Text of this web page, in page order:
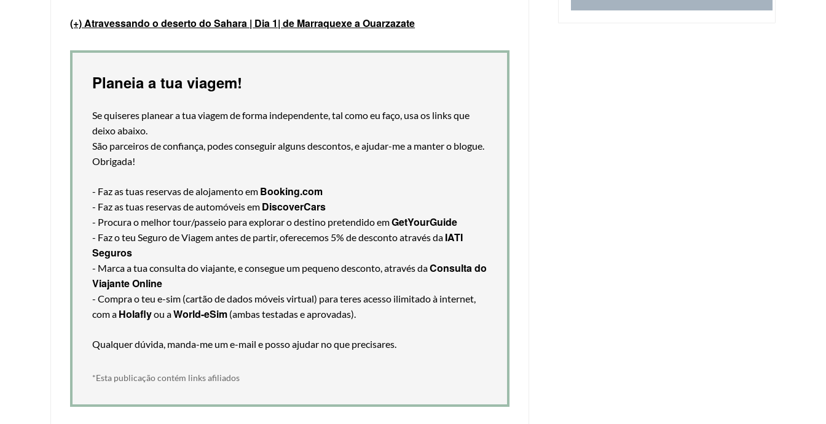
(+) Atravessando o deserto do Sahara | Dia 1| de Marraquexe a Ouarzazate
Planeia a tua viagem!
Se quiseres planear a tua viagem de forma independente, tal como eu faço, usa os links que
deixo abaixo.
São parceiros de confiança, podes conseguir alguns descontos, e ajudar-me a manter o blogue.
Obrigada!
- Faz as tuas reservas de alojamento em Booking.com
- Faz as tuas reservas de automóveis em DiscoverCars
- Procura o melhor tour/passeio para explorar o destino pretendido emGetYourGuide
- Faz o teu Seguro de Viagem antes de partir, oferecemos 5% de desconto através da IATI
Seguros
- Marca a tua consulta do viajante, e consegue um pequeno desconto, através daConsulta do
Viajante Online
- Compra o teu e-sim (cartão de dados móveis virtual) para teres acesso ilimitado à internet,
com a Holaflyou aWorld-eSim (ambas testadas e aprovadas).
Qualquer dúvida, manda-me um e-mail e posso ajudar no que precisares.
*Esta publicação contém links afiliados